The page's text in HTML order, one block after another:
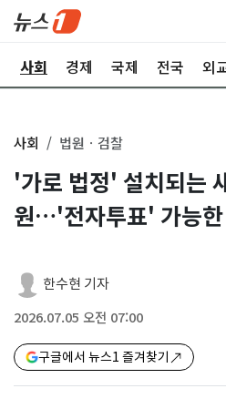
사회 경제 국제 전국 외
사회 법원ㆍ검찰
'가로 법정' 설치되는
원…'전자투표' 가능한
한수현 기자
2026.07.05 오전 07:00
구글에서 뉴스1 즐겨찾기